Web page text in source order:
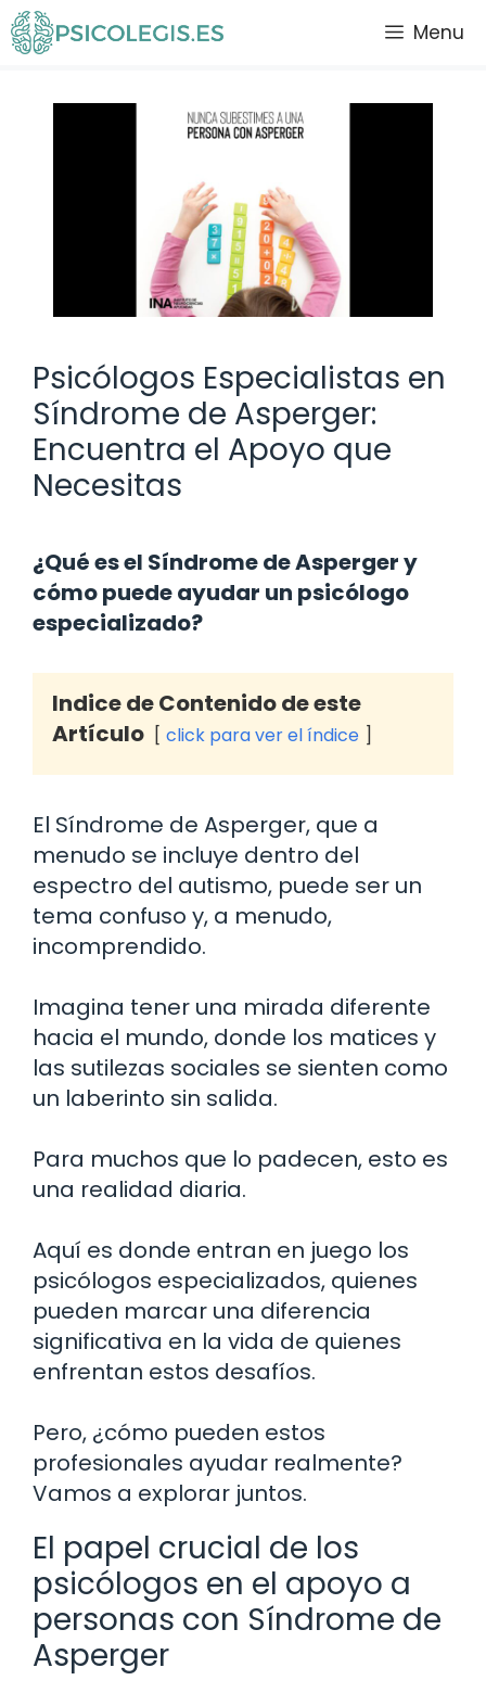
Saltar
al
Menu
Psicólogos Especialistas en
Síndrome de Asperger:
Encuentra el Apoyo que
Necesitas
¿Qué es el Síndrome de Asperger y
cómo puede ayudar un psicólogo
especializado?
Indice de Contenido de este
Artículo
click para ver el índice
El Síndrome de Asperger, que a
menudo se incluye dentro del
espectro del autismo, puede ser un
tema confuso y, a menudo,
incomprendido.
Imagina tener una mirada diferente
hacia el mundo, donde los matices y
las sutilezas sociales se sienten como
un laberinto sin salida.
Para muchos que lo padecen, esto es
una realidad diaria.
Aquí es donde entran en juego los
psicólogos especializados, quienes
pueden marcar una diferencia
significativa en la vida de quienes
enfrentan estos desafíos.
Pero, ¿cómo pueden estos
profesionales ayudar realmente?
Vamos a explorar juntos.
El papel crucial de los
psicólogos en el apoyo a
personas con Síndrome de
Asperger